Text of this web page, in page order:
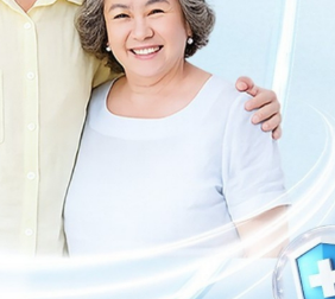
nhiều sức khỏe.
- Khoa Khám bệnh & Nội
mua GÓI DỊCH VỤ
hoặc đặt
Vinmec để quản lý, theo dõi